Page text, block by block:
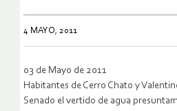
4 MAYO, 2011
03 de Mayo de 2011
Habitantes de Cerro Chato y
Senado el vertido de agua